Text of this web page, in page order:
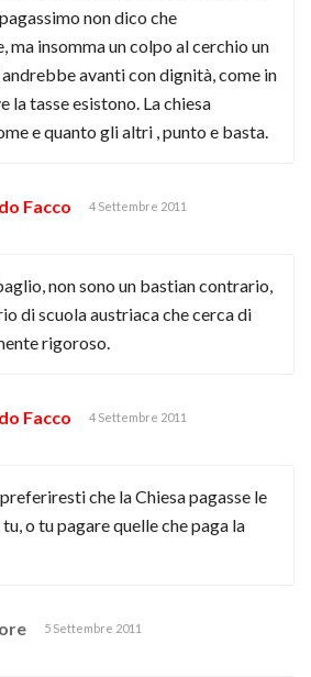
non dico che
ma insomma un colpo al cerchio un
avanti con dignità, come in
la tasse esistono. La chiesa
e quanto gli altri , punto e basta.
Facco 4 Settembre 2011
non sono un bastian contrario,
di scuola austriaca che cerca di
rigoroso.
Facco 4 Settembre 2011
che la Chiesa pagasse le
o tu pagare quelle che paga la
5 Settembre 2011